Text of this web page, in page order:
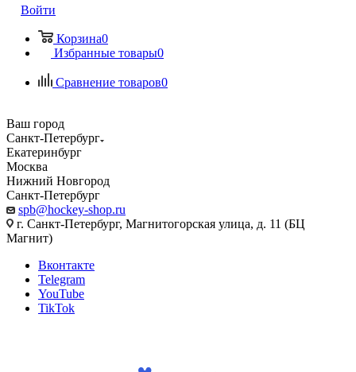
Войти
Корзина0
Избранные товары0
Сравнение товаров0
Ваш город
Санкт-Петербург
Екатеринбург
Москва
Нижний Новгород
Санкт-Петербург
spb@hockey-shop.ru
г. Санкт-Петербург, Магнитогорская улица, д. 11 (БЦ
Магнит)
Вконтакте
Telegram
YouTube
TikTok